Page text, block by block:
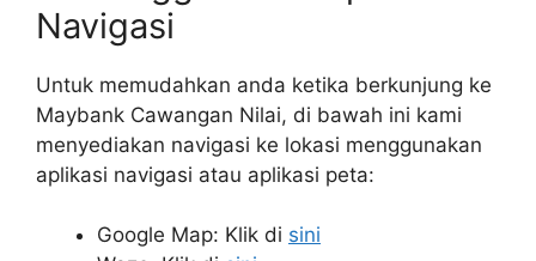
Navigasi
Untuk memudahkan anda ketika berkunjung ke
Maybank Cawangan Nilai, di bawah ini kami
menyediakan navigasi ke lokasi menggunakan
aplikasi navigasi atau aplikasi peta:
Google Map: Klik di sini